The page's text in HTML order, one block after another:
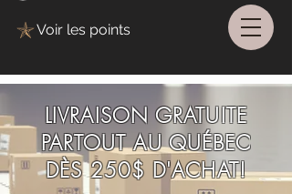
Voir les points
LIVRAISON GRATUITE
PARTOUT AU QUÉBEC
DÈS 250$ D'ACHAT!